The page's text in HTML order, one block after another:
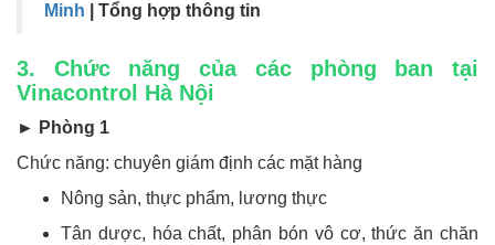
Minh | Tổng hợp thông tin
3. Chức năng của các phòng ban tại
Vinacontrol Hà Nội
► Phòng 1
Chức năng: chuyên giám định các mặt hàng
Nông sản, thực phẩm, lương thực
Tân dược, hóa chất, phân bón vô cơ, thức ăn chăn